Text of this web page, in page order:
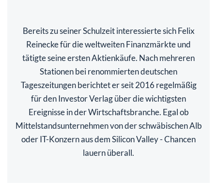
Bereits zu seiner Schulzeit interessierte sich Felix
Reinecke für die weltweiten Finanzmärkte und
tätigte seine ersten Aktienkäufe. Nach mehreren
Stationen bei renommierten deutschen
Tageszeitungen berichtet er seit 2016 regelmäßig
für den Investor Verlag über die wichtigsten
Ereignisse in der Wirtschaftsbranche. Egal ob
Mittelstandsunternehmen von der schwäbischen Alb
oder IT-Konzern aus dem Silicon Valley - Chancen
lauern überall.